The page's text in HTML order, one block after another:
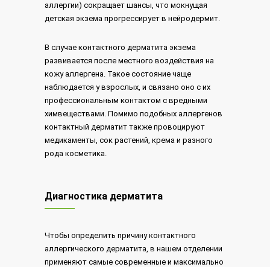
аллергии) сокращает шансы, что мокнущая
детская экзема прогрессирует в нейродермит.
В случае контактного дерматита экзема
развивается после местного воздействия на
кожу аллергена. Такое состояние чаще
наблюдается у взрослых, и связано оно с их
профессиональным контактом с вредными
химвеществами. Помимо подобных аллергенов
контактный дерматит также провоцируют
медикаменты, сок растений, крема и разного
рода косметика.
Диагностика дерматита
Чтобы определить причину контактного
аллергического дерматита, в нашем отделении
применяют самые современные и максимально